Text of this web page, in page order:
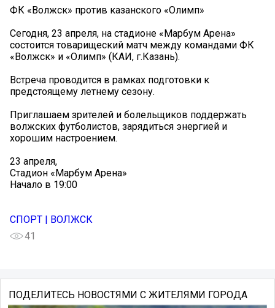
ФК «Волжск» против казанского «Олимп»
Сегодня, 23 апреля, на стадионе «Марбум Арена»
состоится товарищеский матч между командами ФК
«Волжск» и «Олимп» (КАИ, г.Казань).
Встреча проводится в рамках подготовки к
предстоящему летнему сезону.
Приглашаем зрителей и болельщиков поддержать
волжских футболистов, зарядиться энергией и
хорошим настроением.
23 апреля,
Стадион «Марбум Арена»
Начало в 19:00
СПОРТ | ВОЛЖСК
41
ПОДЕЛИТЕСЬ НОВОСТЯМИ С ЖИТЕЛЯМИ ГОРОДА